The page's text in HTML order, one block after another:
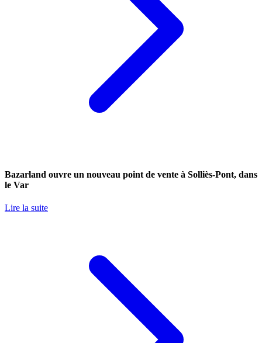
Bazarland ouvre un nouveau point de vente à Solliès-Pont, dans
le Var
Lire la suite